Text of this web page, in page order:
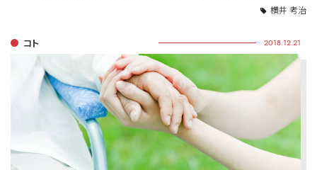
横井 考治
コト 2018.12.21